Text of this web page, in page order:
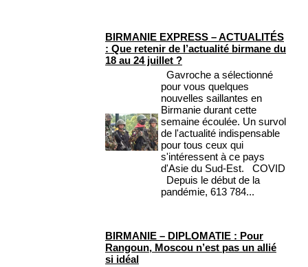
BIRMANIE EXPRESS – ACTUALITÉS
: Que retenir de l’actualité birmane du
18 au 24 juillet ?
Gavroche a sélectionné
pour vous quelques
nouvelles saillantes en
Birmanie durant cette
semaine écoulée. Un survol
de l'actualité indispensable
pour tous ceux qui
s'intéressent à ce pays
d'Asie du Sud-Est. COVID
Depuis le début de la
pandémie, 613 784...
BIRMANIE – DIPLOMATIE : Pour
Rangoun, Moscou n’est pas un allié
si idéal